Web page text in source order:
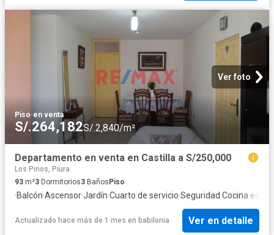
Ver foto
Piso·en venta
S/.264,182S/.2,840/m²
Departamento en venta en Castilla a S/250,000
Los Pinos, Piura
93 m²3 Dormitorios3 Baños Piso
·Balcón·Ascensor·Jardín·Cuarto de servicio·Seguridad·Cocina
Actualizado hace más de 1 mes en babilonia Ver en detalle